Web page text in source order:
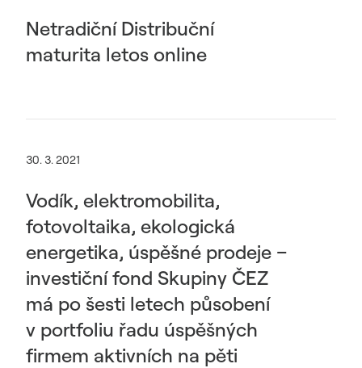
Netradiční Distribuční
maturita letos online
30. 3. 2021
Vodík, elektromobilita,
fotovoltaika, ekologická
energetika, úspěšné prodeje –
investiční fond Skupiny ČEZ
má po šesti letech působení
v portfoliu řadu úspěšných
firmem aktivních na pěti